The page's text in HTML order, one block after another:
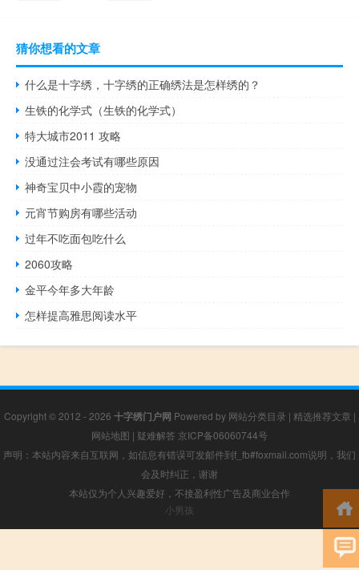
猜你想看的文章
什么是十字绣，十字绣的正确绣法是怎样绣的？
生铁的化学式（生铁的化学式）
特大城市2011 攻略
没通过注会考试有哪些原因
神奇宝贝中小霞的宠物
元宵节购房有哪些活动
过年不吃面包吃什么
2060攻略
金平今年多大年龄
怎样提高雅思阅读水平
Copyright © 2012 - 2026 十字绣门户网 Powered by 网站分类目录 | 精选推荐文章 |
网站地图 | 疑难解答 京ICP备06060744号
声明：本站内容来自互联网，如信息有错误可发邮件到f_fb#foxmail.com说明，我们
会及时纠正，谢谢
本站仅为个人兴趣爱好，不接盈利性广告及商业合作
小男孩